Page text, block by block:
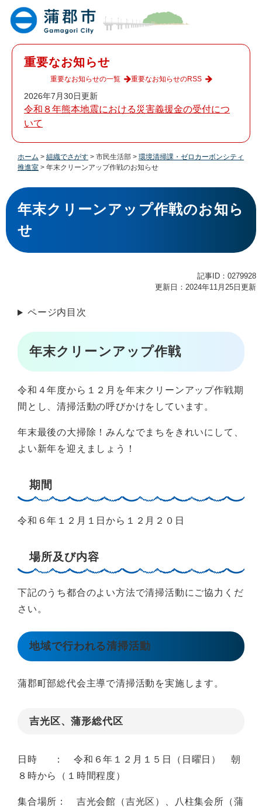
重要なお知らせ
2026年7月30日更新
令和８年熊本地震における災害義援金の受付につ
いて
重要なお知らせの一覧 重要なお知らせのRSS
ホーム > 組織でさがす > 市民生活部 > 環境清掃課・ゼロカーボンシティ
推進室 > 年末クリーンアップ作戦のお知らせ
本
文
年末クリーンアップ作戦のお知ら
せ
記事ID：0279928
更新日：2024年11月25日更新
ページ内目次
年末クリーンアップ作戦
令和４年度から１２月を年末クリーンアップ作戦期
間とし、清掃活動の呼びかけをしています。
年末最後の大掃除！みんなでまちをきれいにして、
よい新年を迎えましょう！
期間
令和６年１２月１日から１２月２０日
場所及び内容
下記のうち都合のよい方法で清掃活動にご協力くだ
さい。
地域で行われる清掃活動
蒲郡町部総代会主導で清掃活動を実施します。
吉光区、蒲形総代区
日時 ： 令和６年１２月１５日（日曜日） 朝
８時から（１時間程度）
集合場所： 吉光会館（吉光区）、八柱集会所（蒲